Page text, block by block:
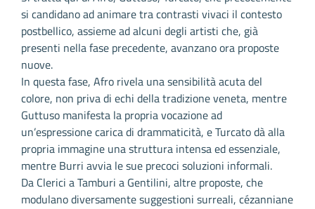
si candidano ad animare tra contrasti vivaci il contesto
postbellico, assieme ad alcuni degli artisti che, già
presenti nella fase precedente, avanzano ora proposte
nuove.
In questa fase, Afro rivela una sensibilità acuta del
colore, non priva di echi della tradizione veneta, mentre
Guttuso manifesta la propria vocazione ad
un’espressione carica di drammaticità, e Turcato dà alla
propria immagine una struttura intensa ed essenziale,
mentre Burri avvia le sue precoci soluzioni informali.
Da Clerici a Tamburi a Gentilini, altre proposte, che
modulano diversamente suggestioni surreali, cézanniane